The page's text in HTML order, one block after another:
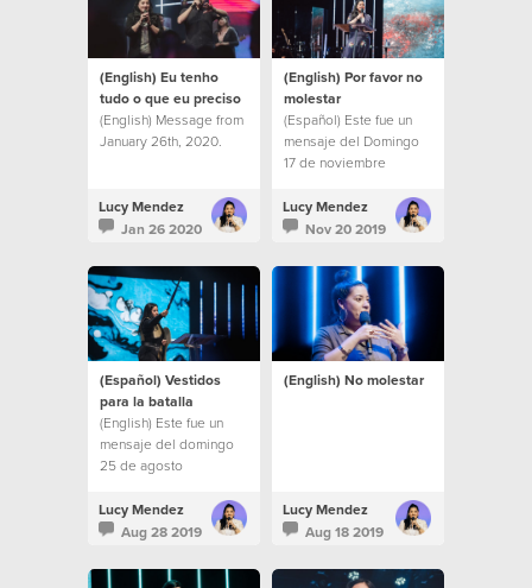
(English) Eu tenho
tudo o que eu preciso
(English) Message from
January 26th, 2020.
Lucy Mendez
Jan 26 2020
(English) Por favor no
molestar
(Español) Este fue un
mensaje del Domingo
17 de noviembre
Lucy Mendez
Nov 20 2019
(Español) Vestidos
para la batalla
(English) Este fue un
mensaje del domingo
25 de agosto
Lucy Mendez
Aug 28 2019
(English) No molestar
Lucy Mendez
Aug 18 2019